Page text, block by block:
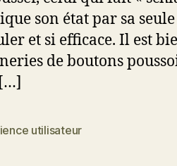
son état par sa
et si efficace. Il est
de boutons
utilisateur